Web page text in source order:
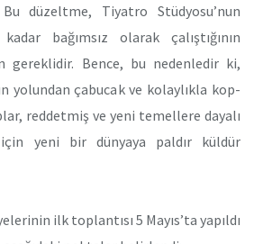
düzeltme, Tiyatro Stüdyosu’nun
bağımsız olarak çalıştığının
gereklidir. Bence, bu ne­denledir ki,
yolundan çabucak ve kolaylıkla kop­
reddetmiş ve yeni temellere dayalı
yeni bir dünyaya paldır küldür
ilk toplantısı 5 Mayıs’ta yapıldı